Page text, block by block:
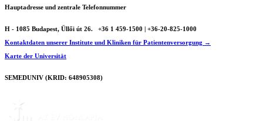
Hauptadresse und zentrale Telefonnummer
H - 1085 Budapest, Üllői út 26.
+36 1 459-1500 | +36-20-825-1000
Kontaktdaten unserer Institute und Kliniken für Patientenversorgung →
Karte der Universität
SEMEDUNIV (KRID: 648905308)